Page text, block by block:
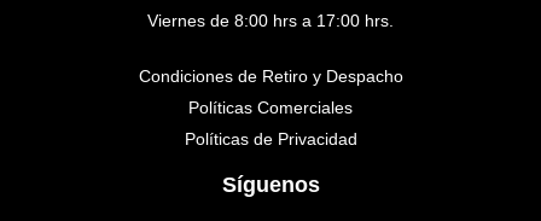
Viernes de 8:00 hrs a 17:00 hrs.
Condiciones de Retiro y Despacho
Políticas Comerciales
Políticas de Privacidad
Síguenos